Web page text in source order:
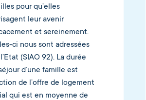
pour qu’elles
leur avenir
et sereinement.
ci nous sont adressées
(SIAO 92). La durée
d’une famille est
de l’offre de logement
qui est en moyenne de